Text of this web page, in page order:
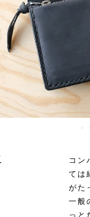
コン
ては
がた
一般
っと